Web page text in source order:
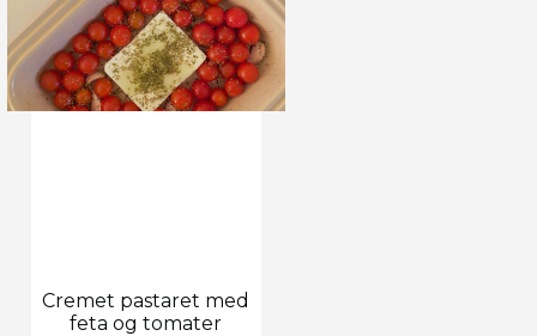
Cremet pastaret med
feta og tomater